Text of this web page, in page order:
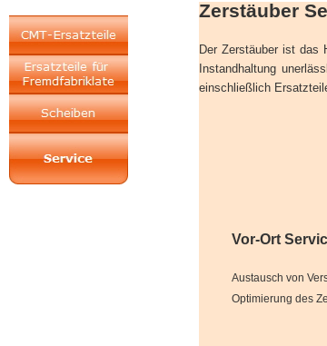
Zerstäuber
Der Zerstäuber ist das
Instandhaltung
einschließlich
Vor-Ort
Austausch von
Optimierung des